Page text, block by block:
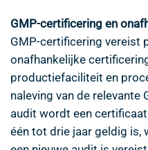
GMP-certificering en
GMP-certificering vereist
onafhankelijke
productiefaciliteit en
naleving van de relevante
audit wordt een
één tot drie jaar geldig is,